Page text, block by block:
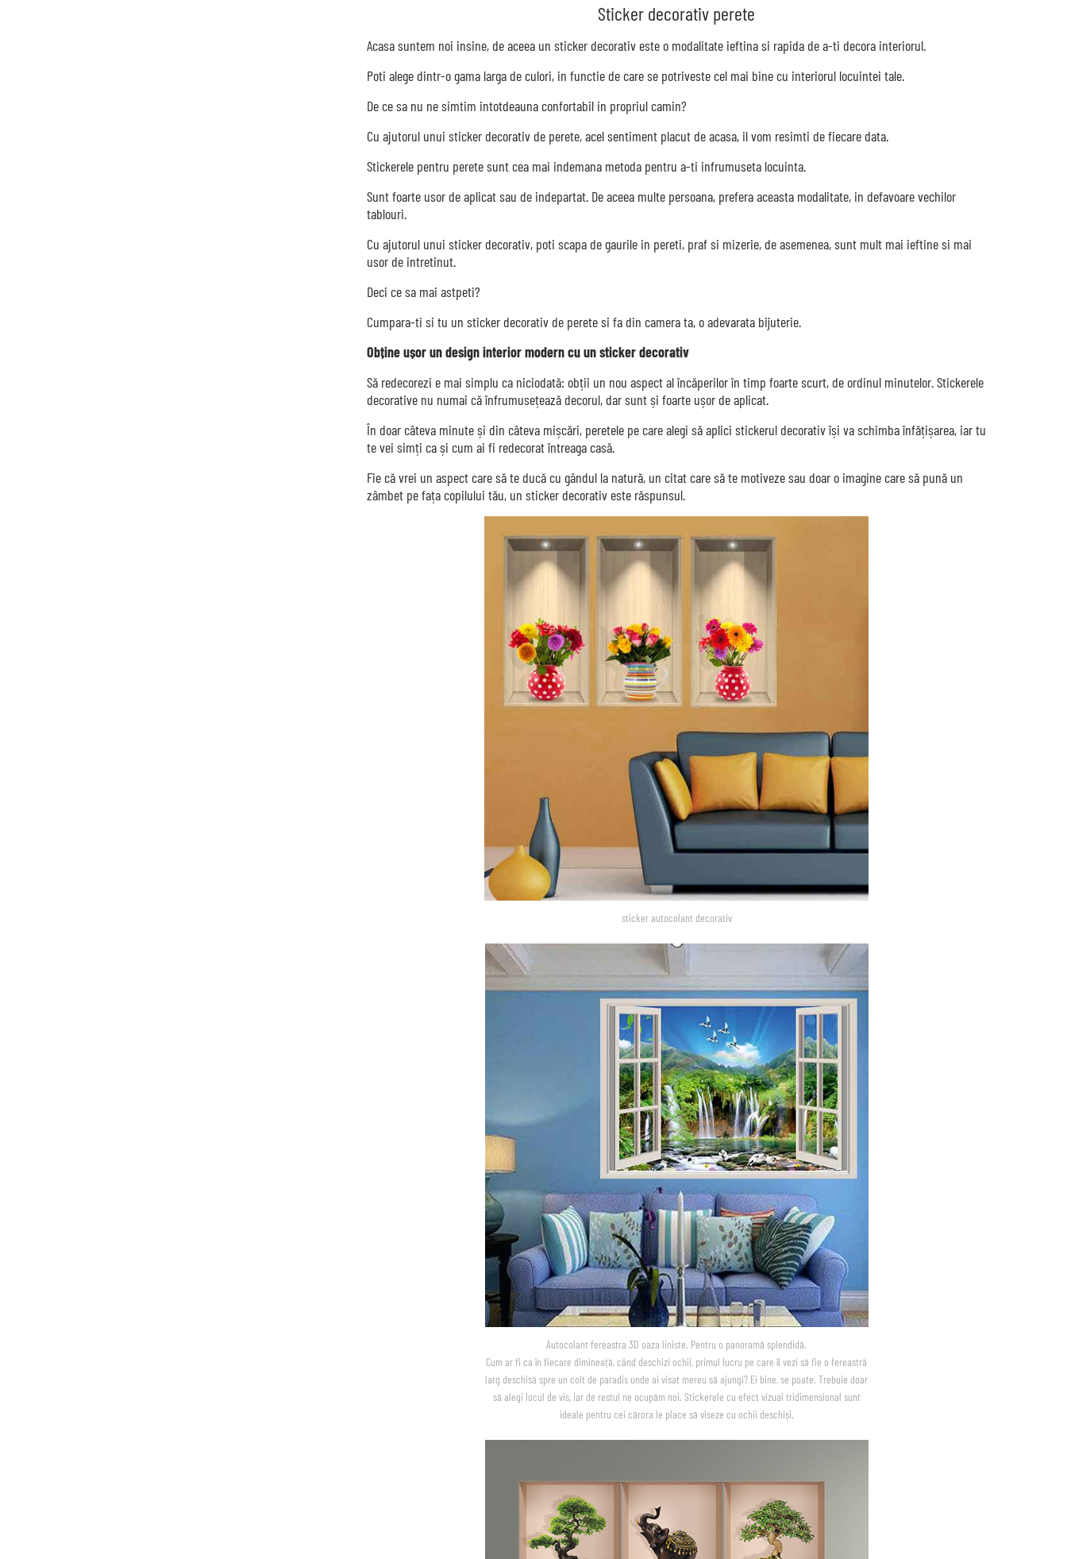
Sticker decorativ perete
Acasa suntem noi insine, de aceea un sticker decorativ este o modalitate ieftina si rapida de a-ti decora interiorul.
Poti alege dintr-o gama larga de culori, in functie de care se potriveste cel mai bine cu interiorul locuintei tale.
De ce sa nu ne simtim intotdeauna confortabil in propriul camin?
Cu ajutorul unui sticker decorativ de perete, acel sentiment placut de acasa, il vom resimti de fiecare data.
Stickerele pentru perete sunt cea mai indemana metoda pentru a-ti infrumuseta locuinta.
Sunt foarte usor de aplicat sau de indepartat. De aceea multe persoana, prefera aceasta modalitate, in defavoare vechilor
tablouri.
Cu ajutorul unui sticker decorativ, poti scapa de gaurile in pereti, praf si mizerie, de asemenea, sunt mult mai ieftine si mai
usor de intretinut.
Deci ce sa mai astpeti?
Cumpara-ti si tu un sticker decorativ de perete si fa din camera ta, o adevarata bijuterie.
Obține ușor un design interior modern cu un sticker decorativ
Să redecorezi e mai simplu ca niciodată: obții un nou aspect al încăperilor în timp foarte scurt, de ordinul minutelor. Stickerele
decorative nu numai că înfrumusețează decorul, dar sunt și foarte ușor de aplicat.
În doar câteva minute și din câteva mișcări, peretele pe care alegi să aplici stickerul decorativ își va schimba înfățișarea, iar tu
te vei simți ca și cum ai fi redecorat întreaga casă.
Fie că vrei un aspect care să te ducă cu gândul la natură, un citat care să te motiveze sau doar o imagine care să pună un
zâmbet pe fața copilului tău, un sticker decorativ este răspunsul.
sticker autocolant decorativ
Autocolant fereastra 3D oaza liniste. Pentru o panoramă splendidă.
Cum ar fi ca în fiecare dimineață, când deschizi ochii, primul lucru pe care îl vezi să fie o fereastră
larg deschisă spre un colt de paradis unde ai visat mereu să ajungi? Ei bine, se poate. Trebuie doar
să alegi locul de vis, iar de restul ne ocupăm noi. Stickerele cu efect vizual tridimensional sunt
ideale pentru cei cărora le place să viseze cu ochii deschiși.